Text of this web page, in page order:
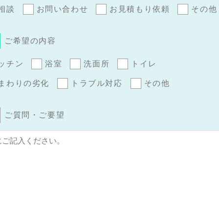
談 お問い合わせ お見積もり依頼 その他
ご希望の内容
チン 浴室 洗面所 トイレ
わりの劣化 トラブル対応 その他
ご質問・ご要望